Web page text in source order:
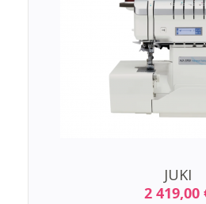
JUKI
2 419,00